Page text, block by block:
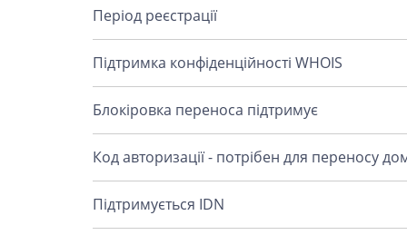
Період реєстрації
Підтримка конфіденційності WHOIS
Блокіровка переноса підтримує
Код авторизації - потрібен для переносу
Підтримується IDN